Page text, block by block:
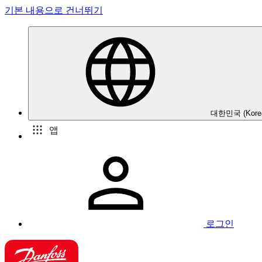
기본 내용으로 건너뛰기
대한민국
앱
로그인